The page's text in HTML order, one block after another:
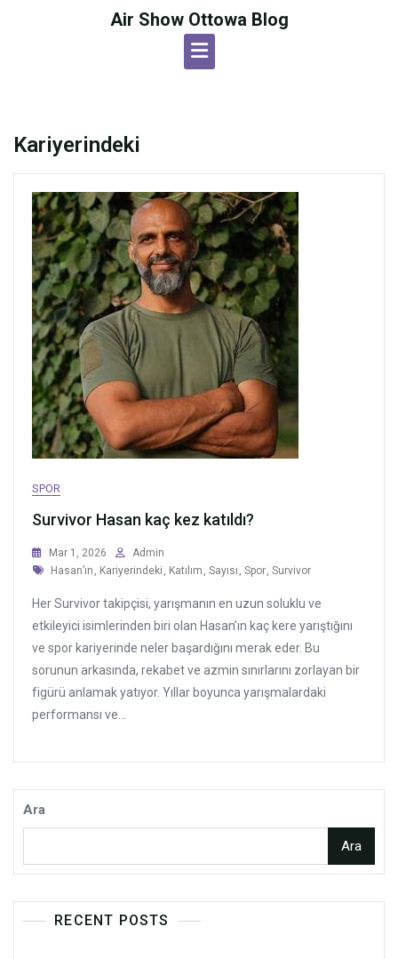
Air Show Ottowa Blog
Kariyerindeki
SPOR
Survivor Hasan kaç kez katıldı?
Mar 1, 2026
Admin
Tags
Hasan’ın , Kariyerindeki , Katılım , Sayısı , Spor, Survivor
Her Survivor takipçisi, yarışmanın en uzun soluklu ve
etkileyici isimlerinden biri olan Hasan’ın kaç kere yarıştığını
ve spor kariyerinde neler başardığını merak eder. Bu
sorunun arkasında, rekabet ve azmin sınırlarını zorlayan bir
figürü anlamak yatıyor. Yıllar boyunca yarışmalardaki
performansı ve...
Ara
Ara
RECENT POSTS